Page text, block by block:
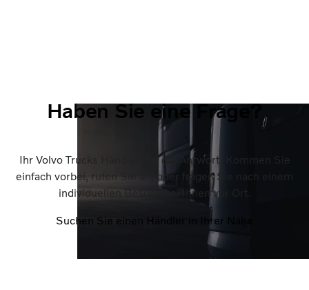
Haben Sie eine Frage?
Ihr Volvo Trucks Händler hat die Antwort. Kommen Sie
einfach vorbei, rufen Sie an, oder fragen Sie nach einem
individuellen Besuch bei Ihnen vor Ort.
Suchen Sie einen Händler in Ihrer Nähe